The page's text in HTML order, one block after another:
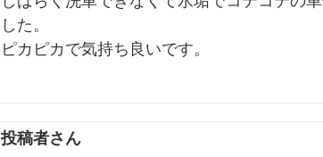
した。
ピカピカで気持ち良いです。
投稿者さん